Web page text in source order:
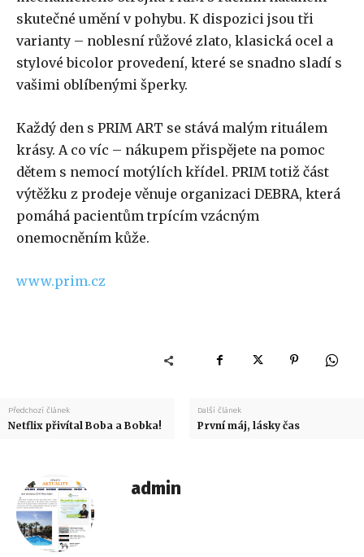
skutečné umění v pohybu. K dispozici jsou tři
varianty – noblesní růžové zlato, klasická ocel a
stylové bicolor provedení, které se snadno sladí s
vašimi oblíbenými šperky.
Každý den s PRIM ART se stává malým rituálem
krásy. A co víc – nákupem přispějete na pomoc
dětem s nemocí motýlích křídel. PRIM totiž část
výtěžku z prodeje věnuje organizaci DEBRA, která
pomáhá pacientům trpícím vzácným
onemocněním kůže.
www.prim.cz
Předchozí článek
Netflix přivítal Boba a Bobka!
Další článek
První máj, lásky čas
admin